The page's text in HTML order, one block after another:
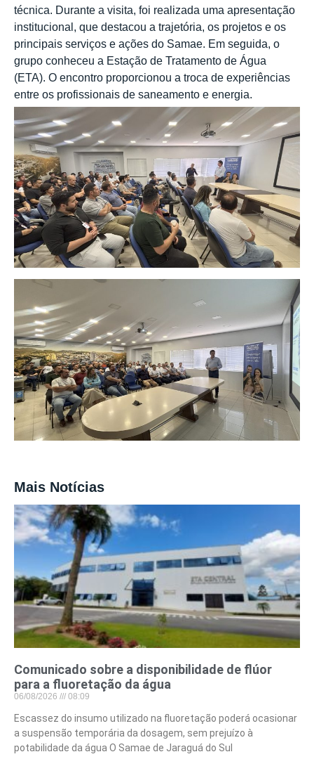
técnica. Durante a visita, foi realizada uma apresentação
institucional, que destacou a trajetória, os projetos e os
principais serviços e ações do Samae. Em seguida, o
grupo conheceu a Estação de Tratamento de Água
(ETA). O encontro proporcionou a troca de experiências
entre os profissionais de saneamento e energia.
Mais Notícias
Comunicado sobre a disponibilidade de flúor
para a fluoretação da água
06/08/2026 08:09
Escassez do insumo utilizado na fluoretação poderá ocasionar
a suspensão temporária da dosagem, sem prejuízo à
potabilidade da água O Samae de Jaraguá do Sul